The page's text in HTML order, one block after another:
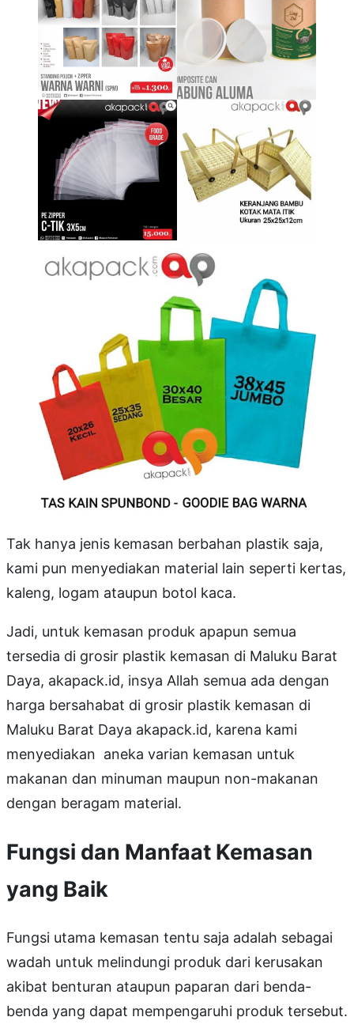
Tak hanya jenis kemasan berbahan plastik saja,
kami pun menyediakan material lain seperti kertas,
kaleng, logam ataupun botol kaca.
Jadi, untuk kemasan produk apapun semua
tersedia di grosir plastik kemasan di Maluku Barat
Daya, akapack.id, insya Allah semua ada dengan
harga bersahabat di grosir plastik kemasan di
Maluku Barat Daya akapack.id, karena kami
menyediakan aneka varian kemasan untuk
makanan dan minuman maupun non-makanan
dengan beragam material.
Fungsi dan Manfaat Kemasan
yang Baik
Fungsi utama kemasan tentu saja adalah sebagai
wadah untuk melindungi produk dari kerusakan
akibat benturan ataupun paparan dari benda-
benda yang dapat mempengaruhi produk tersebut.